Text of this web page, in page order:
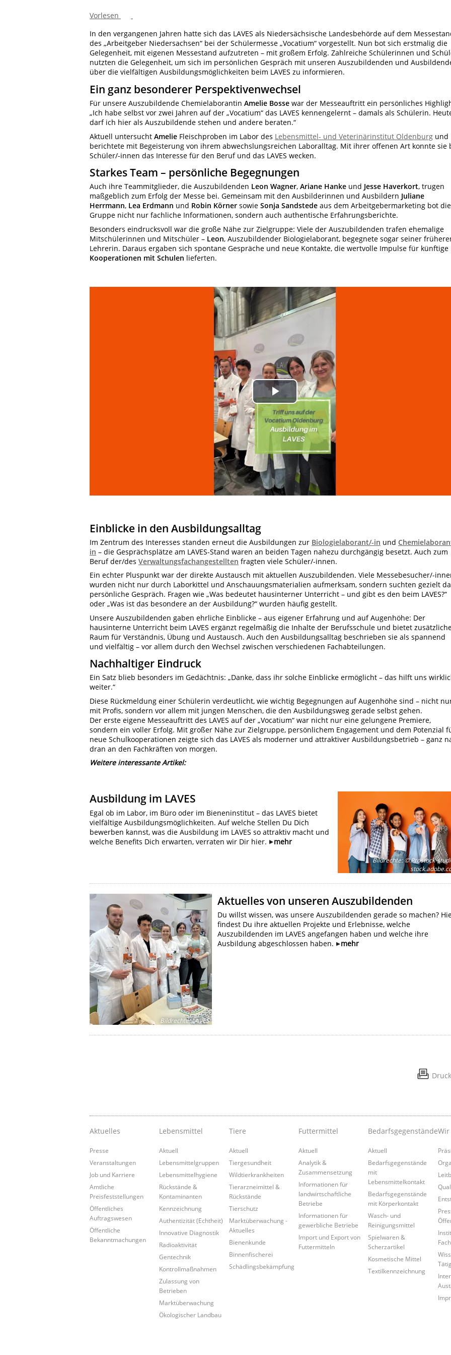
Vorlesen
In den vergangenen Jahren hatte sich das LAVES als Niedersächsische Landesbehörde auf dem
des „Arbeitgeber Niedersachsen“ bei der Schülermesse „Vocatium“ vorgestellt. Nun bot sich erstmalig die
Gelegenheit, mit eigenen Messestand aufzutreten – mit großem Erfolg. Zahlreiche Schülerinnen und
nutzten die Gelegenheit, um sich im persönlichen Gespräch mit unseren Auszubildenden und
über die vielfältigen Ausbildungsmöglichkeiten beim LAVES zu informieren.
Ein ganz besonderer Perspektivenwechsel
Für unsere Auszubildende Chemielaborantin Amelie Bosse war der Messeauftritt ein persönliches
„Ich habe selbst vor zwei Jahren auf der „Vocatium“ das LAVES kennengelernt – damals als Schülerin.
darf ich hier als Auszubildende stehen und andere beraten.“
Aktuell untersucht Amelie Fleischproben im Labor des Lebensmittel- und Veterinärinstitut Oldenburg und
berichtete mit Begeisterung von ihrem abwechslungsreichen Laboralltag. Mit ihrer offenen Art konnte sie
Schüler/-innen das Interesse für den Beruf und das LAVES wecken.
Starkes Team – persönliche Begegnungen
Auch ihre Teammitglieder, die Auszubildenden Leon Wagner, Ariane Hanke und Jesse Haverkort, trugen
maßgeblich zum Erfolg der Messe bei. Gemeinsam mit den Ausbilderinnen und Ausbildern Juliane
Herrmann, Lea Erdmann und Robin Körner sowie Sonja Sandstede aus dem Arbeitgebermarketing bot die
Gruppe nicht nur fachliche Informationen, sondern auch authentische Erfahrungsberichte.
Besonders eindrucksvoll war die große Nähe zur Zielgruppe: Viele der Auszubildenden trafen ehemalige
Mitschülerinnen und Mitschüler – Leon, Auszubildender Biologielaborant, begegnete sogar seiner
Lehrerin. Daraus ergaben sich spontane Gespräche und neue Kontakte, die wertvolle Impulse für künftige
Kooperationen mit Schulen lieferten.
Play
Video
Einblicke in den Ausbildungsalltag
Im Zentrum des Interesses standen erneut die Ausbildungen zur Biologielaborant/-in und
in – die Gesprächsplätze am LAVES-Stand waren an beiden Tagen nahezu durchgängig besetzt. Auch zum
Beruf der/des Verwaltungsfachangestellten fragten viele Schüler/-innen.
Ein echter Pluspunkt war der direkte Austausch mit aktuellen Auszubildenden. Viele Messebesucher/-
wurden nicht nur durch Laborkittel und Anschauungsmaterialien aufmerksam, sondern suchten gezielt
persönliche Gespräch. Fragen wie „Was bedeutet hausinterner Unterricht – und gibt es den beim LAVES?“
oder „Was ist das besondere an der Ausbildung?“ wurden häufig gestellt.
Unsere Auszubildenden gaben ehrliche Einblicke – aus eigener Erfahrung und auf Augenhöhe: Der
hausinterne Unterricht beim LAVES ergänzt regelmäßig die Inhalte der Berufsschule und bietet
Raum für Verständnis, Übung und Austausch. Auch den Ausbildungsalltag beschrieben sie als spannend
und vielfältig – vor allem durch den Wechsel zwischen verschiedenen Fachabteilungen.
Nachhaltiger Eindruck
Ein Satz blieb besonders im Gedächtnis: „Danke, dass ihr solche Einblicke ermöglicht – das hilft uns
weiter.“
Diese Rückmeldung einer Schülerin verdeutlicht, wie wichtig Begegnungen auf Augenhöhe sind – nicht
mit Profis, sondern vor allem mit jungen Menschen, die den Ausbildungsweg gerade selbst gehen.
Der erste eigene Messeauftritt des LAVES auf der „Vocatium“ war nicht nur eine gelungene Premiere,
sondern ein voller Erfolg. Mit großer Nähe zur Zielgruppe, persönlichem Engagement und dem Potenzial
neue Schulkooperationen zeigte sich das LAVES als moderner und attraktiver Ausbildungsbetrieb – ganz
dran an den Fachkräften von morgen.
Weitere interessante Artikel:
Bildrechte:© Prostock-
Ausbildung im LAVES
Egal ob im Labor, im Büro oder im Bieneninstitut – das LAVES bietet
vielfältige Ausbildungsmöglichkeiten. Auf welche Stellen Du Dich
bewerben kannst, was die Ausbildung im LAVES so attraktiv macht und
welche Benefits Dich erwarten, verraten wir Dir hier.
mehr
Bildrechte:LAVES
Aktuelles von unseren Auszubildenden
Du willst wissen, was unsere Auszubildenden gerade so machen?
findest Du ihre aktuellen Projekte und Erlebnisse, welche
Auszubildenden im LAVES angefangen haben und welche ihre
Ausbildung abgeschlossen haben.
mehr
Aktuelles
Presse
Veranstaltungen
Job und Karriere
Amtliche
Preisfeststellungen
Öffentliches
Auftragswesen
Öffentliche
Bekanntmachungen
Lebensmittel
Aktuell
Lebensmittelgruppen
Lebensmittelhygiene
Rückstände &
Kontaminanten
Kennzeichnung
Authentizität (Echtheit)
Innovative Diagnostik
Radioaktivität
Gentechnik
Kontrollmaßnahmen
Zulassung von
Betrieben
Marktüberwachung
Ökologischer Landbau
Tiere
Aktuell
Tiergesundheit
Wildtierkrankheiten
Tierarzneimittel &
Rückstände
Tierschutz
Marktüberwachung -
Aktuelles
Bienenkunde
Binnenfischerei
Schädlingsbekämpfung
Futtermittel
Aktuell
Analytik &
Zusammensetzung
Informationen für
landwirtschaftliche
Betriebe
Informationen für
gewerbliche Betriebe
Import und Export von
Futtermitteln
Bedarfsgegenstände
Aktuell
Bedarfsgegenstände
mit
Lebensmittelkontakt
Bedarfsgegenstände
mit Körperkontakt
Wasch- und
Reinigungsmittel
Spielwaren &
Scherzartikel
Kosmetische Mittel
Textilkennzeichnung